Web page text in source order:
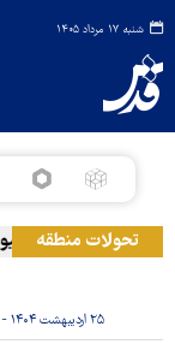
شنبه ۱۷ مرداد ۱۴۰۵
تحولات منطقه
حمله رژیم
۲۵ اردیبهشت ۱۴۰۴ - ۲۳:۴۰